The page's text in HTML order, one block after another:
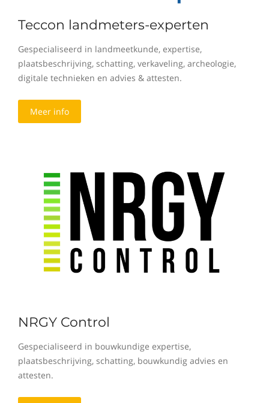
Teccon landmeters-experten
Gespecialiseerd in landmeetkunde, expertise,
plaatsbeschrijving, schatting, verkaveling, archeologie,
digitale technieken en advies & attesten.
Meer info
NRGY Control
Gespecialiseerd in bouwkundige expertise,
plaatsbeschrijving, schatting, bouwkundig advies en
attesten.